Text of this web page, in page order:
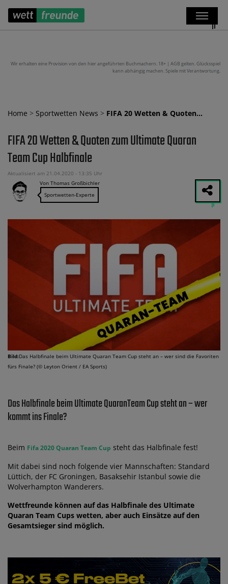
Wir erhalten eine Provision von den hier angeführten Buchmachern. 18+ | AGB gelten. Glücksspiel
kann abhängig machen. Spiele mit Verantwortung.
Home > Sportwetten News > FIFA 20 Wetten & Quoten…
FIFA 20 Wetten & Quoten zum Ultimate Quaran
Team Cup Halbfinale
Aktualisiert am 21.04.2020 - 13:35 Uhr
Von Thomas Großbichler
Sportwetten-Experte
Bild:Das Halbfinale beim Ultimate Quaran Team Cup steht an – wer sind die Favoriten
fürs Finale? (© Leyton Orient / EA Sports)
Das Halbfinale beim Ultimate QuaranTeam Cup steht an – wer
kommt ins Finale?
Beim Fifa 2020 Quaran Team Cup steht das Halbfinale fest!
Mit dabei sind noch folgende vier Mannschaften: Standard
Lüttich, der FC Groningen, Basaksehir Istanbul sowie die
Wolverhampton Wanderers.
Wettfreunde können auf das Halbfinale des Ultimate
Quaran Team Cups wetten, aber auch Einsätze auf den
Gesamtsieger sind möglich.